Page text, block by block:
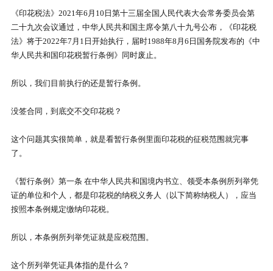
《印花税法》2021年6月10日第十三届全国人民代表大会常务委员会第
二十九次会议通过，中华人民共和国主席令第八十九号公布，《印花税
法》将于2022年7月1日开始执行，届时1988年8月6日国务院发布的《中
华人民共和国印花税暂行条例》同时废止。
所以，我们目前执行的还是暂行条例。
没签合同，到底交不交印花税？
这个问题其实很简单，就是看暂行条例里面印花税的征税范围就完事
了。
《暂行条例》第一条 在中华人民共和国境内书立、领受本条例所列举凭
证的单位和个人，都是印花税的纳税义务人（以下简称纳税人），应当
按照本条例规定缴纳印花税。
所以，本条例所列举凭证就是应税范围。
这个所列举凭证具体指的是什么？